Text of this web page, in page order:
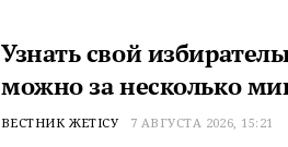
Узнать свой
можно за несколько
ВЕСТНИК ЖЕТІСУ 7 АВГУСТА 2026, 15:21